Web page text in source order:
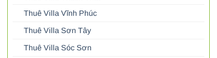
Thuê Villa Vĩnh Phúc
Thuê Villa Sơn Tây
Thuê Villa Sóc Sơn